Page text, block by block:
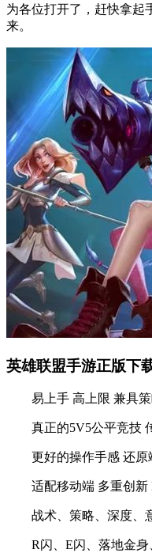
为各位打开了，赶快拿起
来。
英雄联盟手游正版下
易上手 高上限 兼具策
真正的5V5公平竞技
更好的操作手感 还原
适配移动端 多重创新
战术、策略、深度、
R闪、E闪、落地金